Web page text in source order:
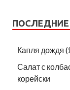
ПОСЛЕДНИЕ
Капля дождя
Салат с
корейски